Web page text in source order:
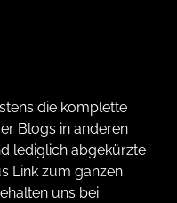
die komplette
Blogs in anderen
lediglich abgekürzte
Link zum ganzen
uns bei